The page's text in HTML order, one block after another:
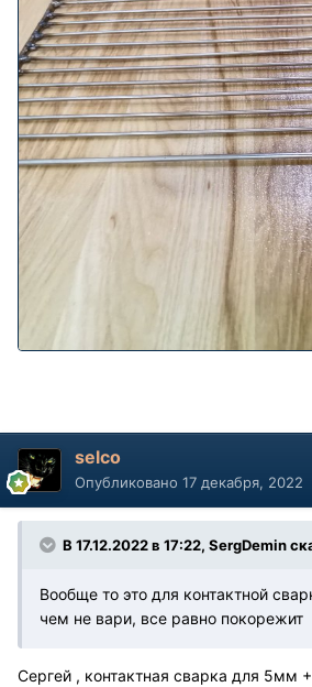
selco
Опубликовано 17 декабря, 2022
В 17.12.2022 в 17:22, SergDemin
Вообще то это для контактной
чем не вари, все равно покорежит
Сергей , контактная сварка для 5мм